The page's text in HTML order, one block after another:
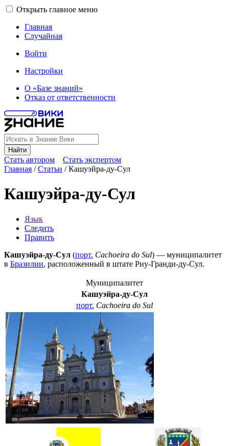
Открыть главное меню
Главная
Случайная
Войти
Настройки
О «Базе знаний»
Отказ от ответственности
Найти
Стать автором
Стать экспертом
Главная /Статьи /Кашуэйра-ду-Сул
Кашуэйра-ду-Сул
Язык
Следить
Править
Кашуэйра-ду-Сул (порт. Cachoeira do Sul) — муниципалитет
в Бразилии, расположенный в штате Риу-Гранди-ду-Сул.
Муниципалитет
Кашуэйра-ду-Сул
порт. Cachoeira do Sul